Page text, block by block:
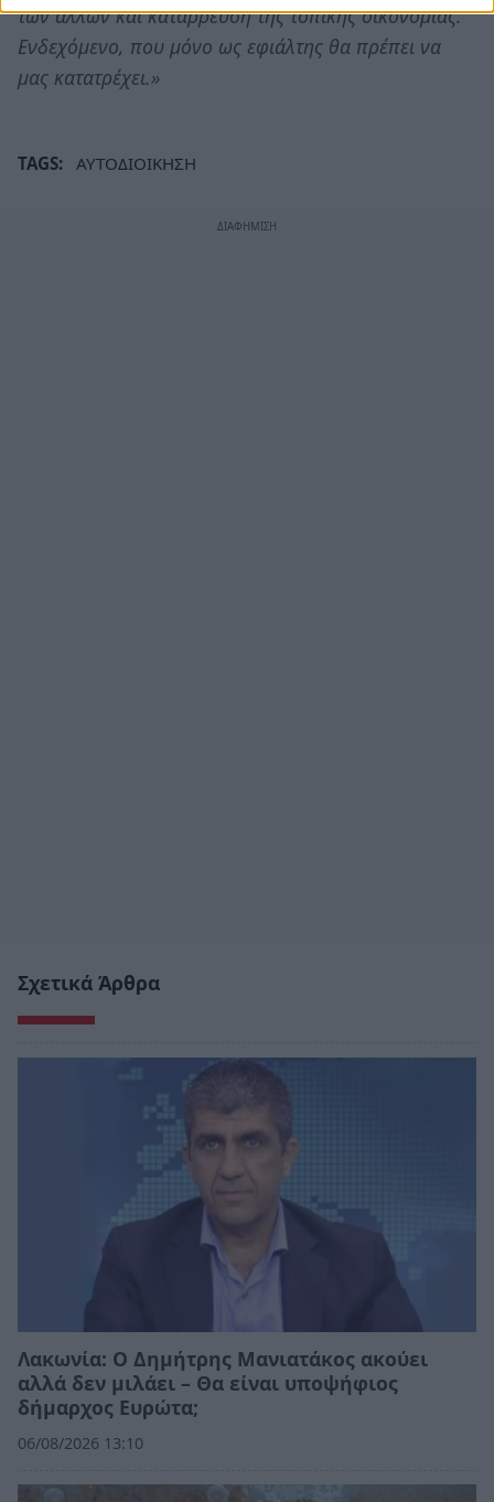
των άλλων και κατάρρευση της τοπικής οικονομίας.
Ενδεχόμενο, που μόνο ως εφιάλτης θα πρέπει να
μας κατατρέχει.»
TAGS: ΑΥΤΟΔΙΟΙΚΗΣΗ
Σχετικά Άρθρα
Λακωνία: Ο Δημήτρης Μανιατάκος ακούει
αλλά δεν μιλάει – Θα είναι υποψήφιος
δήμαρχος Ευρώτα;
06/08/2026 13:10